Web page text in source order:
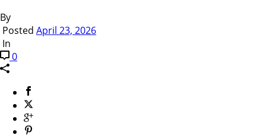
By
Posted April 23, 2026
In
0